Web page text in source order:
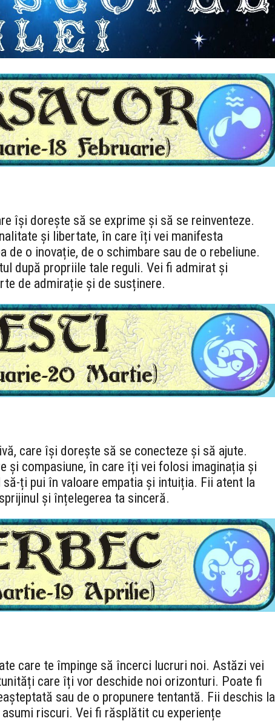
își dorește să se exprime și să se reinventeze.
și libertate, în care îți vei manifesta
o inovație, de o schimbare sau de o rebeliune.
după propriile tale reguli. Vei fi admirat și
de admirație și de susținere.
care își dorește să se conecteze și să ajute.
și compasiune, în care îți vei folosi imaginația și
ți pui în valoare empatia și intuiția. Fii atent la
și înțelegerea ta sinceră.
care te împinge să încerci lucruri noi. Astăzi vei
care îți vor deschide noi orizonturi. Poate fi
sau de o propunere tentantă. Fii deschis la
riscuri. Vei fi răsplătit cu experiențe